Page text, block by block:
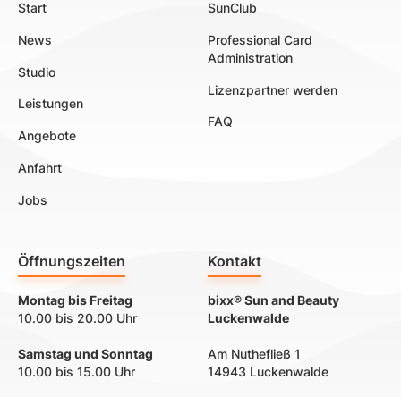
Start
News
Studio
Leistungen
Angebote
Anfahrt
Jobs
SunClub
Professional Card
Administration
Lizenzpartner werden
FAQ
Öffnungszeiten
Montag bis Freitag
10.00 bis 20.00 Uhr
Samstag und Sonntag
10.00 bis 15.00 Uhr
Kontakt
bixx® Sun and Beauty
Luckenwalde
Am Nuthefließ 1
14943 Luckenwalde